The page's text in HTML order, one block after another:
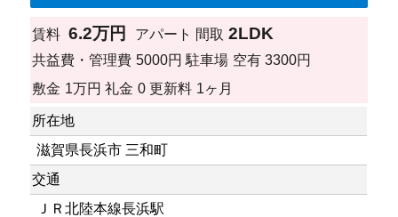
賃料 6.2万円 アパート 間取 2LDK
共益費・管理費 5000円 駐車場 空有 3300円
敷金 1万円 礼金 0 更新料 1ヶ月
所在地
滋賀県長浜市 三和町
交通
ＪＲ北陸本線長浜駅